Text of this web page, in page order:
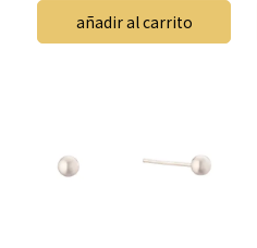
añadir al carrito